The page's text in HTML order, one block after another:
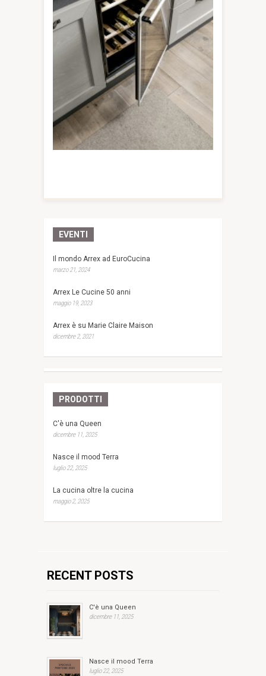
EVENTI
Il mondo Arrex ad EuroCucina
marzo 21, 2024
Arrex Le Cucine 50 anni
maggio 19, 2023
Arrex è su Marie Claire Maison
dicembre 2, 2021
PRODOTTI
C'è una Queen
dicembre 11, 2025
Nasce il mood Terra
luglio 22, 2025
La cucina oltre la cucina
maggio 2, 2025
RECENT POSTS
C'è una Queen
dicembre 11, 2025
Nasce il mood Terra
luglio 22, 2025